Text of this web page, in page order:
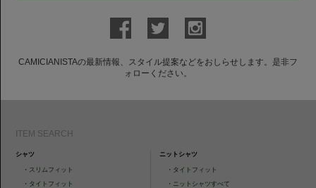
CAMICIANISTAの最新情報、スタイル提案などをおしらせします。是非フ
ォローください。
ITEM SEARCH
シャツ
・ スリムフィット
・ タイトフィット
ニットシャツ
・ タイトフィット
・ ニットシャツすべて